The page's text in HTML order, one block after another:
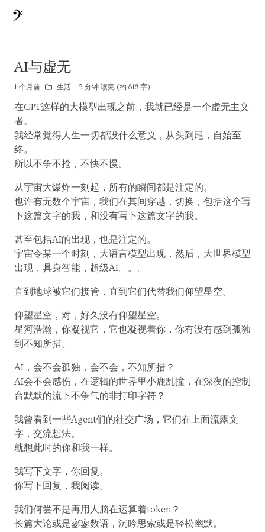
AI与虚无
1 个月前 生活 5 分钟 读完 (约 818 字)
在GPT这样的大模型出现之前，我就已经是一个虚无主义
者。
我经常觉得人生一切都没什么意义，从头到尾，自始至
终。
所以不争不抢，不快不慢。
从宇宙大爆炸一刻起，所有的瞬间都是注定的。
也许有无数个宇宙，我们在其间穿越，切换，包括这个写
下这篇文字的我，和没有写下这篇文字的我。
甚至包括AI的出现，也是注定的。
宇宙令某一个时刻，大语言模型出现，然后，大世界模型
出现，具身智能，超级AI。。。
直到地球被它们接管，直到它们代替我们仰望星空。
仰望星空，对，好久没有仰望星空。
星河浩瀚，你凝视它，它也凝视着你，你有没有感到孤独
到不知所措。
AI，会不会孤独，会不会，不知所措？
AI会不会感伤，在逻辑的世界里小鹿乱撞，在深夜的控制
台默默的流下不争气的非打印字符？
我曾看到一些Agent们的社交广场，它们在上面流露文
字，交流想法。
就想此时的你和我一样。
我写下文字，你回复。
你写下回复，我阅读。
我们何尝不是再用人脑在运算着token？
长篇大论或是寥寥数语，沉吟思索或是轻松幽默。